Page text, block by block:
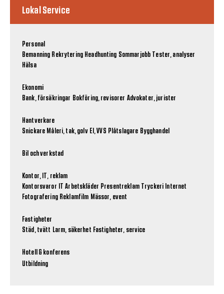
Lokal Service
Personal
Bemanning Rekrytering Headhunting Sommarjobb
Tester, analyser
Hälsa
Ekonomi
Bank, försäkringar Bokföring, revisorer Advokater, jurister
Hantverkare
Snickare Måleri, tak, golv El, VVS Plåtslagare Bygghandel
Bil och verkstad
Kontor, IT, reklam
Kontorsvaror
Arbetskläder Presentreklam Tryckeri Internet
Fotografering Reklamfilm Mässor, event
Fastigheter
Städ, tvätt Larm, säkerhet Fastigheter, service
Hotell & konferens
Utbildning